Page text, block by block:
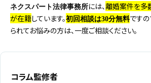
ネクスパート法律事務所には、 離婚案件を多
が在籍しています。初回相談は30分無料です
られてお悩みの方は、一度ご相談ください。
コラム監修者